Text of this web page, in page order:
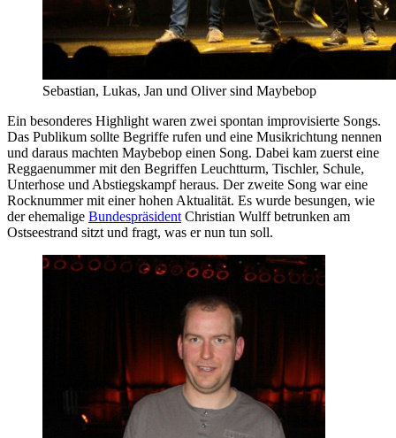
Sebastian, Lukas, Jan und Oliver sind Maybebop
Ein besonderes Highlight waren zwei spontan improvisierte Songs.
Das Publikum sollte Begriffe rufen und eine Musikrichtung nennen
und daraus machten Maybebop einen Song. Dabei kam zuerst eine
Reggaenummer mit den Begriffen Leuchtturm, Tischler, Schule,
Unterhose und Abstiegskampf heraus. Der zweite Song war eine
Rocknummer mit einer hohen Aktualität. Es wurde besungen, wie
der ehemalige Bundespräsident Christian Wulff betrunken am
Ostseestrand sitzt und fragt, was er nun tun soll.